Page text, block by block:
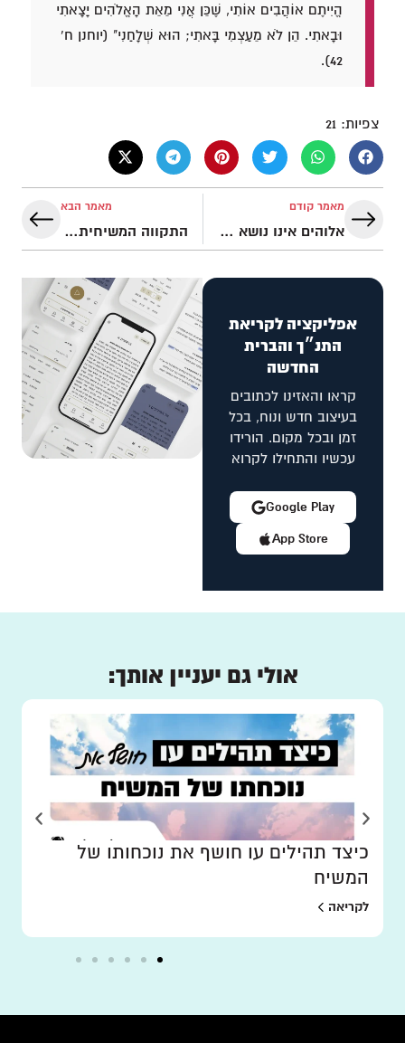
הֱיִיתֶם אוֹהֲבִים אוֹתִי, שֶׁכֵּן אֲנִי מֵאֵת הָאֱלֹהִים יָצָאתִי
וּבָאתִי. הֵן לֹא מֵעַצְמִי בָּאתִי; הוּא שְׁלָחַנִי" (יוחנן ח'
42).
צפיות: 21
מאמר קודם
אלוהים אינו נושא פנים
מאמר הבא
התקווה המשיחית על פי ירמיהו
אפליקציה לקריאת
התנ״ך והברית
החדשה
קראו והאזינו לכתובים
בעיצוב חדש ונוח, בכל
זמן ובכל מקום. הורידו
עכשיו והתחילו לקרוא
App Store
Google Play
אולי גם יעניין אותך:
כיצד תהילים עו חושף את נוכחותו של
המשיח
לקריאה